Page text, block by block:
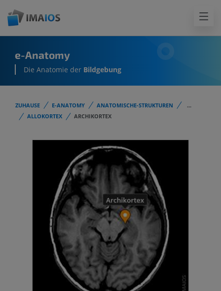
e-Anatomy
Die Anatomie der Bildgebung
ZUHAUSE E-ANATOMY ANATOMISCHE-STRUKTUREN
...
ALLOKORTEX
ARCHIKORTEX